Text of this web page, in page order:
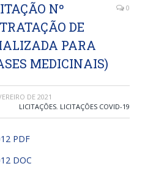
Nº
DE
PARA
MEDICINAIS)
0
DE 2021
LICITAÇÕES, LICITAÇÕES COVID-19
PDF
DOC